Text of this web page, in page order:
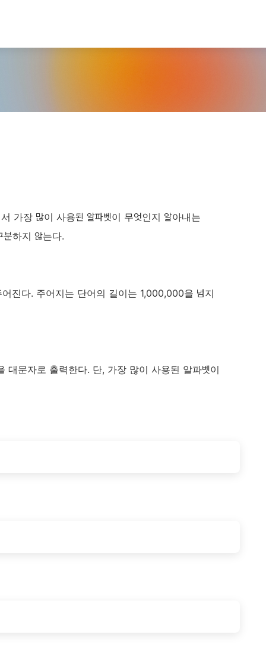
가장 많이 사용된 알파벳이 무엇인지 알아내는
하지 않는다.
진다. 주어지는 단어의 길이는 1,000,000을 넘지
대문자로 출력한다. 단, 가장 많이 사용된 알파벳이